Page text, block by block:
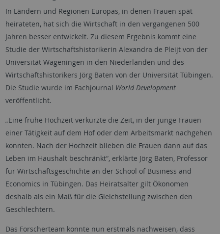
In Ländern und Regionen Europas, in denen Frauen spät
heirateten, hat sich die Wirtschaft in den vergangenen 500
Jahren besser entwickelt. Zu diesem Ergebnis kommt eine
Studie der Wirtschaftshistorikerin Alexandra de Pleijt von der
Universität Wageningen in den Niederlanden und des
Wirtschaftshistorikers Jörg Baten von der Universität Tübingen.
Die Studie wurde im Fachjournal World Development
veröffentlicht.
„Eine frühe Hochzeit verkürzte die Zeit, in der junge Frauen
einer Tätigkeit auf dem Hof oder dem Arbeitsmarkt nachgehen
konnten. Nach der Hochzeit blieben die Frauen dann auf das
Leben im Haushalt beschränkt“, erklärte Jörg Baten, Professor
für Wirtschaftsgeschichte an der School of Business and
Economics in Tübingen. Das Heiratsalter gilt Ökonomen
deshalb als ein Maß für die Gleichstellung zwischen den
Geschlechtern.
Das Forscherteam konnte nun erstmals nachweisen, dass